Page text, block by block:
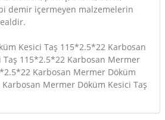
demir içermeyen malzemelerin
Kesici Taş 115*2.5*22 Karbosan
Taş 115*2.5*22 Karbosan Mermer
Karbosan Mermer Döküm
Mermer Döküm Kesici Taş